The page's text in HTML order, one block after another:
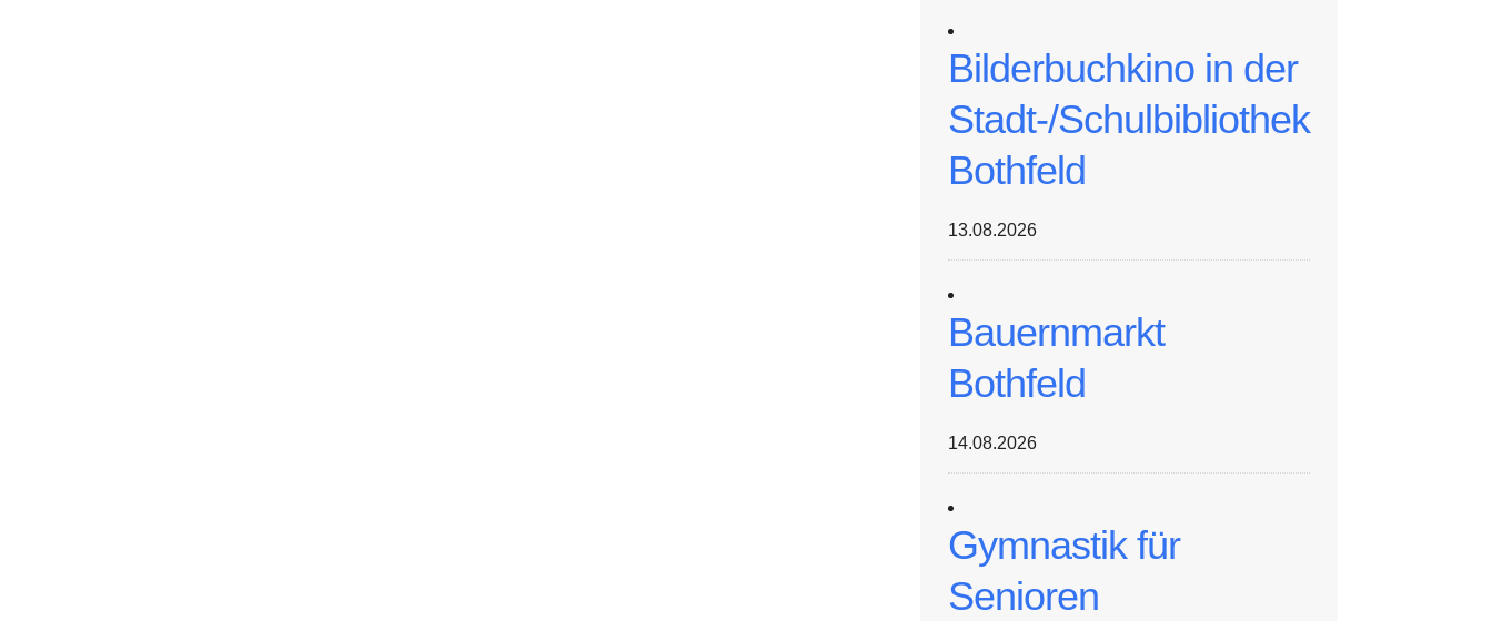
Bilderbuchkino in der
Stadt-/Schulbibliothek
Bothfeld
13.08.2026
Bauernmarkt
Bothfeld
14.08.2026
Gymnastik für
Senioren